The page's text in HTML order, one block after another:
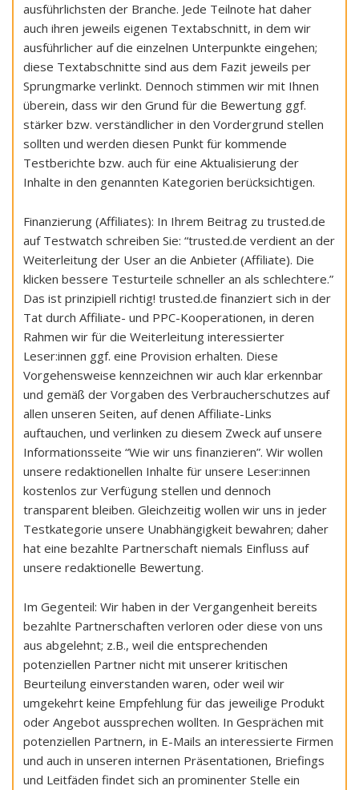
ausführlichsten der Branche. Jede Teilnote hat daher
auch ihren jeweils eigenen Textabschnitt, in dem wir
ausführlicher auf die einzelnen Unterpunkte eingehen;
diese Textabschnitte sind aus dem Fazit jeweils per
Sprungmarke verlinkt. Dennoch stimmen wir mit Ihnen
überein, dass wir den Grund für die Bewertung ggf.
stärker bzw. verständlicher in den Vordergrund stellen
sollten und werden diesen Punkt für kommende
Testberichte bzw. auch für eine Aktualisierung der
Inhalte in den genannten Kategorien berücksichtigen.
Finanzierung (Affiliates): In Ihrem Beitrag zu trusted.de
auf Testwatch schreiben Sie: “trusted.de verdient an der
Weiterleitung der User an die Anbieter (Affiliate). Die
klicken bessere Testurteile schneller an als schlechtere.”
Das ist prinzipiell richtig! trusted.de finanziert sich in der
Tat durch Affiliate- und PPC-Kooperationen, in deren
Rahmen wir für die Weiterleitung interessierter
Leser:innen ggf. eine Provision erhalten. Diese
Vorgehensweise kennzeichnen wir auch klar erkennbar
und gemäß der Vorgaben des Verbraucherschutzes auf
allen unseren Seiten, auf denen Affiliate-Links
auftauchen, und verlinken zu diesem Zweck auf unsere
Informationsseite “Wie wir uns finanzieren”. Wir wollen
unsere redaktionellen Inhalte für unsere Leser:innen
kostenlos zur Verfügung stellen und dennoch
transparent bleiben. Gleichzeitig wollen wir uns in jeder
Testkategorie unsere Unabhängigkeit bewahren; daher
hat eine bezahlte Partnerschaft niemals Einfluss auf
unsere redaktionelle Bewertung.
Im Gegenteil: Wir haben in der Vergangenheit bereits
bezahlte Partnerschaften verloren oder diese von uns
aus abgelehnt; z.B., weil die entsprechenden
potenziellen Partner nicht mit unserer kritischen
Beurteilung einverstanden waren, oder weil wir
umgekehrt keine Empfehlung für das jeweilige Produkt
oder Angebot aussprechen wollten. In Gesprächen mit
potenziellen Partnern, in E-Mails an interessierte Firmen
und auch in unseren internen Präsentationen, Briefings
und Leitfäden findet sich an prominenter Stelle ein